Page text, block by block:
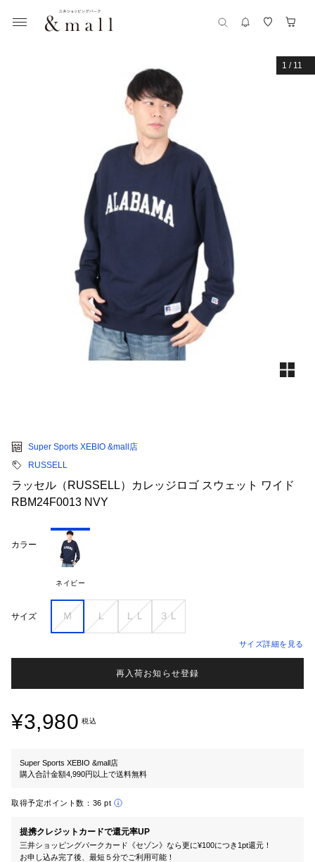
1 / 11
Super Sports XEBIO &mall店
RUSSELL
ラッセル（RUSSELL）カレッジロゴ スウェット ワイド
RBM24F0013 NVY
カラー
ネイビー
サイズ Ｍ Ｌ ＬＬ ３Ｌ
サイズ詳細を見る
再入荷お知らせ登録
¥3,980 税込
Super Sports XEBIO &mall店
購入合計金額4,990円以上で送料無料
取得予定ポイント数： 36 pt
提携クレジットカードで還元率UP
三井ショッピングパークカード《セゾン》なら更に¥100につき1pt還元！
お申し込み完了後、最短５分でご利用可能！